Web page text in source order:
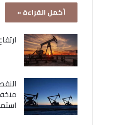
أكمل القراءة »